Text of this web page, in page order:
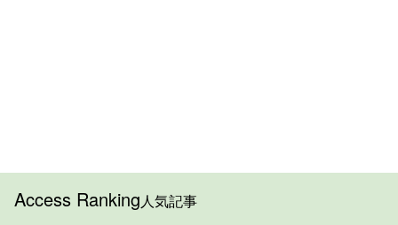
Access Ranking人気記事